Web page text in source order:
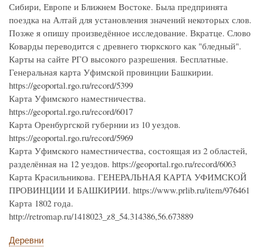
Сибири, Европе и Ближнем Востоке. Была предпринята
поездка на Алтай для установления значений некоторых слов.
Позже я опишу произведённое исследование. Вкратце. Слово
Коварды переводится с древнего тюркского как "бледный".
Карты на сайте РГО высокого разрешения. Бесплатные.
Генеральная карта Уфимской провинции Башкирии.
https://geoportal.rgo.ru/record/5399
Карта Уфимского наместничества.
https://geoportal.rgo.ru/record/6017
Карта Оренбургской губернии из 10 уездов.
https://geoportal.rgo.ru/record/5969
Карта Уфимского наместничества, состоящая из 2 областей,
разделённая на 12 уездов. https://geoportal.rgo.ru/record/6063
Карта Красильникова. ГЕНЕРАЛЬНАЯ КАРТА УФИМСКОЙ
ПРОВИНЦИИ И БАШКИРИИ. https://www.prlib.ru/item/976461
Карта 1802 года.
http://retromap.ru/1418023_z8_54.314386,56.673889
Деревни